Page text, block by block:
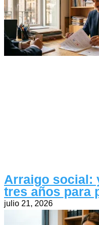
Arraigo social:
tres años para
julio 21, 2026